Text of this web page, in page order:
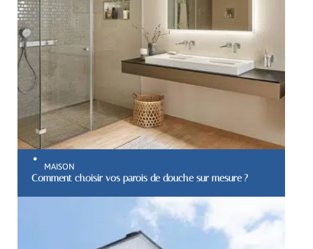
MAISON
Comment choisir vos parois de douche sur mesure ?